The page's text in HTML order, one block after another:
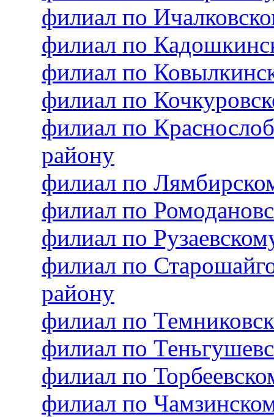
филиал по
филиал по
филиал по
филиал по
филиал по
району
филиал по
филиал по
филиал по
филиал по
району
филиал по
филиал по
филиал по
филиал по